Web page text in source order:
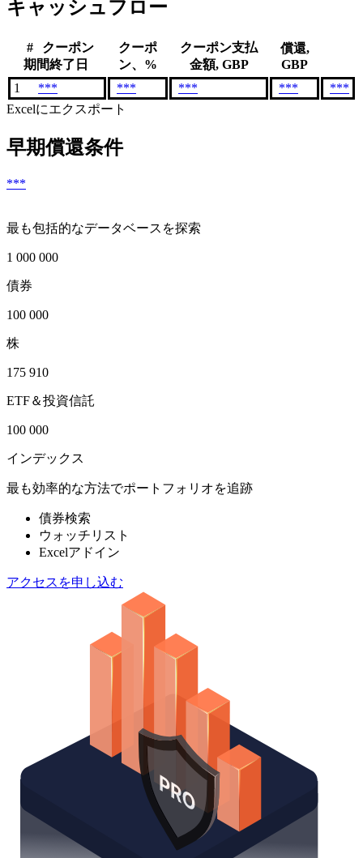
キャッシュフロー
#
クーポン
期間終了日
クーポ
ン、%
クーポン支払
金額, GBP
償還,
GBP
1
*** *** *** ***
***
Excelにエクスポート
早期償還条件
***
最も包括的なデータベースを探索
1 000 000
債券
100 000
株
175 910
ETF＆投資信託
100 000
インデックス
最も効率的な方法でポートフォリオを追跡
債券検索
ウォッチリスト
Excelアドイン
アクセスを申し込む